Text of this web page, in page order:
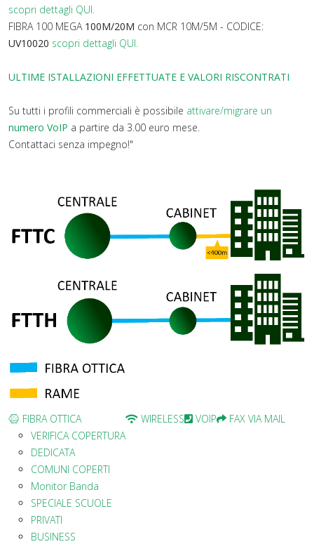
scopri dettagli QUI.
FIBRA 100 MEGA 100M/20M con MCR 10M/5M - CODICE:
UV10020 scopri dettagli QUI.
ULTIME ISTALLAZIONI EFFETTUATE E VALORI RISCONTRATI
Su tutti i profili commerciali è possibile attivare/migrare un
numero VoIP a partire da 3.00 euro mese.
Contattaci senza impegno!"
FIBRA OTTICA
VERIFICA COPERTURA
DEDICATA
COMUNI COPERTI
Monitor Banda
SPECIALE SCUOLE
PRIVATI
BUSINESS
WIRELESS VOIP FAX VIA MAIL